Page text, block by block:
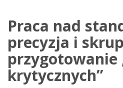
Praca nad
precyzja i
krytycznych”